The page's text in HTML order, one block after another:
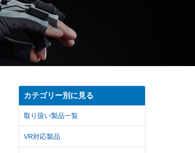
カテゴリー別に見る
取り扱い製品一覧
VR対応製品